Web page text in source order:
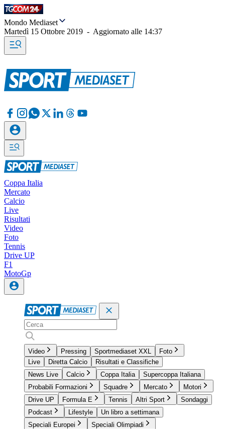
Mondo Mediaset
Martedì 15 Ottobre 2019 - Aggiornato alle 14:37
Coppa Italia
Mercato
Calcio
Live
Risultati
Video
Foto
Tennis
Drive UP
F1
MotoGp
Video Pressing Sportmediaset XXL
Foto
Live
Diretta Calcio
Risultati e Classifiche
News Live
Calcio Coppa Italia
Supercoppa Italiana
Probabili Formazioni
Squadre Mercato
Motori
Drive UP
Formula E Tennis Altri Sport
Sondaggi
Podcast
Lifestyle
Un libro a settimana
Speciali Europei
Speciali Olimpiadi